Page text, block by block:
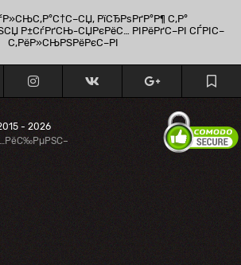
РїСЂРѕРґР°Р¶ С‚Р°
Р±СѓРґСЊ-СЏРєРёС… РІРёРґС–РІ СЃРІС–
С‚РёР»СЊРЅРёРєС–РІ
- 2026